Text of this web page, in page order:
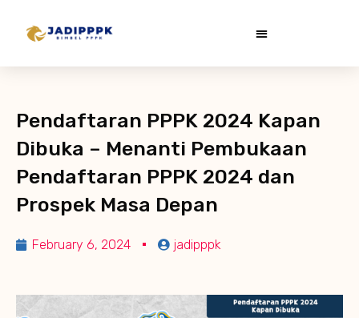
Pendaftaran PPPK 2024 Kapan
Dibuka – Menanti Pembukaan
Pendaftaran PPPK 2024 dan
Prospek Masa Depan
February 6, 2024 jadipppk